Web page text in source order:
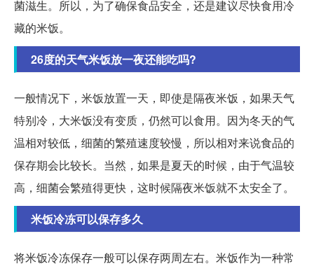
菌滋生。所以，为了确保食品安全，还是建议尽快食用冷
藏的米饭。
26度的天气米饭放一夜还能吃吗?
一般情况下，米饭放置一天，即使是隔夜米饭，如果天气
特别冷，大米饭没有变质，仍然可以食用。因为冬天的气
温相对较低，细菌的繁殖速度较慢，所以相对来说食品的
保存期会比较长。当然，如果是夏天的时候，由于气温较
高，细菌会繁殖得更快，这时候隔夜米饭就不太安全了。
米饭冷冻可以保存多久
将米饭冷冻保存一般可以保存两周左右。米饭作为一种常